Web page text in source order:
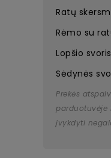
Ratų
Rėmo su
Lopšio
Sėdynės
Prekės
parduotuvėje
įvykdyti